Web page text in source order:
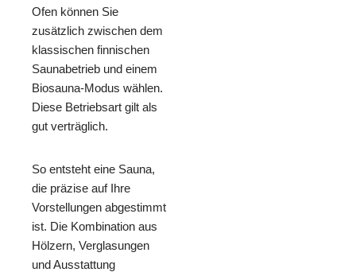
Ofen können Sie
zusätzlich zwischen dem
klassischen finnischen
Saunabetrieb und einem
Biosauna-Modus wählen.
Diese Betriebsart gilt als
gut verträglich.
So entsteht eine Sauna,
die präzise auf Ihre
Vorstellungen abgestimmt
ist. Die Kombination aus
Hölzern, Verglasungen
und Ausstattung